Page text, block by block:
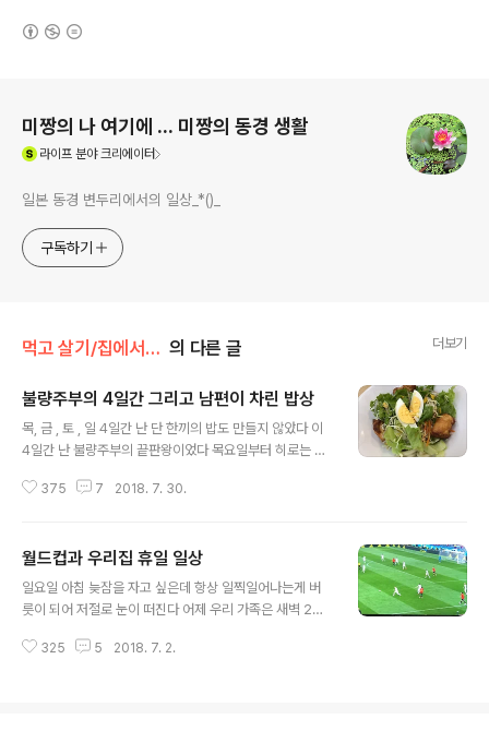
미짱의 나 여기에 ... 미짱의 동경 생활
라이프분야 크리에이터
일본 동경 변두리에서의 일상_*()_
구독하기
먹고 살기/집에서 먹기 의 다른 글 더보기
불량주부의 4일간 그리고 남편이 차린 밥상
목, 금 , 토 , 일 4일간 난 단 한끼의 밥도 만들지 않았다 이
4일간 난 불량주부의 끝판왕이었다 목요일부터 히로는 학
1박2일의 짧은 국내 출장을 떠났다 목, 금, 토 3일간 난 휴
었고 아침은 건너 뛰고 점심은 집에 있던 빵 으로 때우고 저
녁은 레스토랑에 가서 혼밥 혼밥이 그다지 유쾌하지는 않
지만 그것도 런치가 아닌 저녁의 혼밥이라 .. 그래도 밥 하
요일 하루 그렇게 보냈다 금요일 아침 늦게까지 자고 일어
375 7 2018. 7. 30.
월드컵과 우리집 휴일 일상
일요일 아침 늦잠을 자고 싶은데 항상 일찍일어나는게 버
릇이 되어 저절로 눈이 떠진다 어제 우리 가족은 새벽 2시
는 좀처럼 일어 날줄을 모르고 ... 고 2인 히로는 금요일부
325 5 2018. 7. 2.